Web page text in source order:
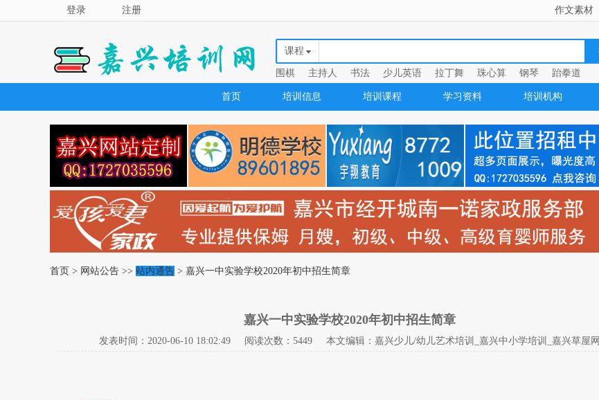
作文素材
登录 注册
课程
围棋 主持人 书法 少儿英语 拉丁舞 珠心算 钢琴 跆拳道
首页 培训信息 培训课程 学习资料 培训机构
首页 > 网站公告 >> 站内通告 > 嘉兴一中实验学校2020年初中招生简章
嘉兴一中实验学校2020年初中招生简章
发表时间： 2020-06-10 18:02:49阅读次数：5449 本文编辑：嘉兴少儿/幼儿艺术培训_嘉兴中小学培训_嘉兴草屋网